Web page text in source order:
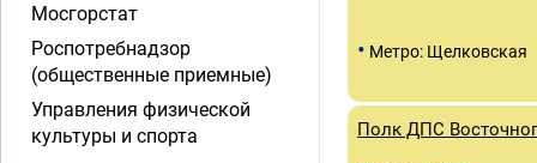
• Метро: Щелковская
Полк ДПС
Мосгорстат
Роспотребнадзор
(общественные приемные)
Управления физической
культуры и спорта